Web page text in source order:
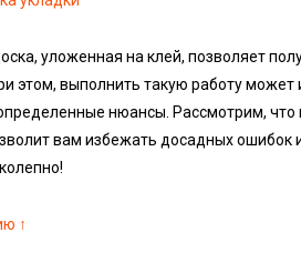
уложенная на клей, позволяет
этом, выполнить такую работу
нюансы. Рассмотрим, что
вам избежать досадных ошибок
↑